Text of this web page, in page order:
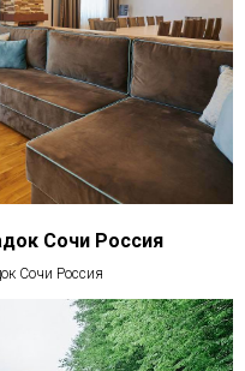
Сочи Россия
Сочи Россия